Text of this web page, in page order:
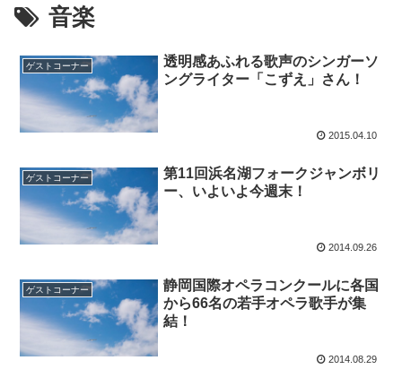
音楽
ゲストコーナー
透明感あふれる歌声のシンガーソ
ングライター「こずえ」さん！
2015.04.10
ゲストコーナー
第11回浜名湖フォークジャンボリ
ー、いよいよ今週末！
2014.09.26
ゲストコーナー
静岡国際オペラコンクールに各国
から66名の若手オペラ歌手が集
結！
2014.08.29